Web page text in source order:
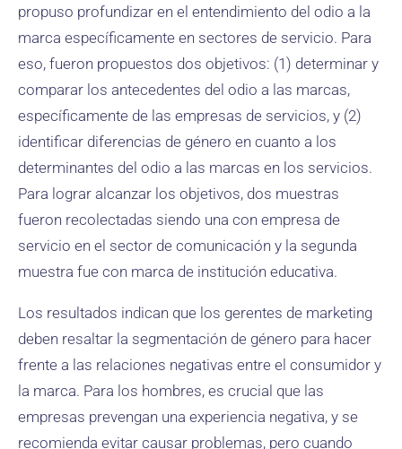
propuso profundizar en el entendimiento del odio a la
marca específicamente en sectores de servicio. Para
eso, fueron propuestos dos objetivos: (1) determinar y
comparar los antecedentes del odio a las marcas,
específicamente de las empresas de servicios, y (2)
identificar diferencias de género en cuanto a los
determinantes del odio a las marcas en los servicios.
Para lograr alcanzar los objetivos, dos muestras
fueron recolectadas siendo una con empresa de
servicio en el sector de comunicación y la segunda
muestra fue con marca de institución educativa.
Los resultados indican que los gerentes de marketing
deben resaltar la segmentación de género para hacer
frente a las relaciones negativas entre el consumidor y
la marca. Para los hombres, es crucial que las
empresas prevengan una experiencia negativa, y se
recomienda evitar causar problemas, pero cuando